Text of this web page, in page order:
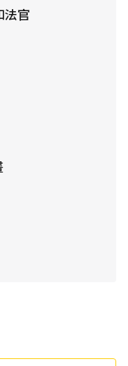
法官